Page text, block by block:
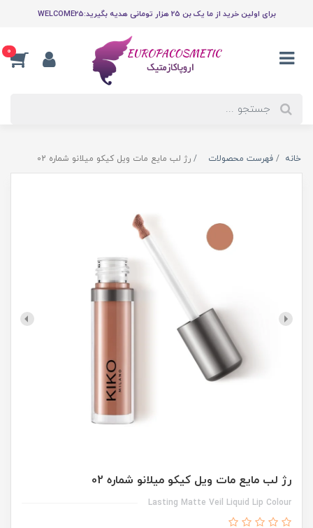
برای اولین خرید از ما یک بن 25 هزار تومانی هدیه بگیرید:WELCOME25
0
خانه فهرست محصولات رژ لب مایع مات ویل کیکو میلانو شماره 02
رژ لب مایع مات ویل کیکو میلانو شماره 02
Lasting Matte Veil Liquid Lip Colour